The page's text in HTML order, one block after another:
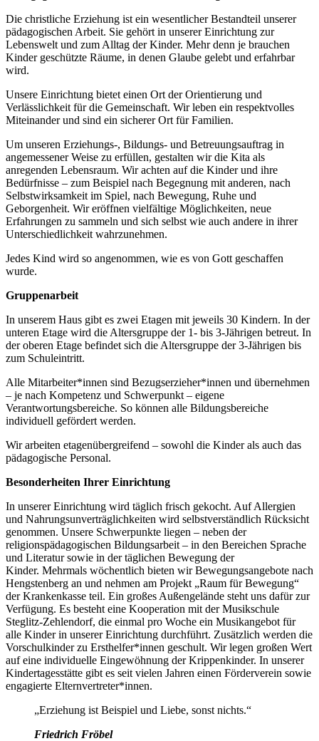
Die christliche Erziehung ist ein wesentlicher Bestandteil unserer
pädagogischen Arbeit. Sie gehört in unserer Einrichtung zur
Lebenswelt und zum Alltag der Kinder. Mehr denn je brauchen
Kinder geschützte Räume, in denen Glaube gelebt und erfahrbar
wird.
Unsere Einrichtung bietet einen Ort der Orientierung und
Verlässlichkeit für die Gemeinschaft. Wir leben ein respektvolles
Miteinander und sind ein sicherer Ort für Familien.
Um unseren Erziehungs-, Bildungs- und Betreuungsauftrag in
angemessener Weise zu erfüllen, gestalten wir die Kita als
anregenden Lebensraum. Wir achten auf die Kinder und ihre
Bedürfnisse – zum Beispiel nach Begegnung mit anderen, nach
Selbstwirksamkeit im Spiel, nach Bewegung, Ruhe und
Geborgenheit. Wir eröffnen vielfältige Möglichkeiten, neue
Erfahrungen zu sammeln und sich selbst wie auch andere in ihrer
Unterschiedlichkeit wahrzunehmen.
Jedes Kind wird so angenommen, wie es von Gott geschaffen
wurde.
Gruppenarbeit
In unserem Haus gibt es zwei Etagen mit jeweils 30 Kindern. In der
unteren Etage wird die Altersgruppe der 1- bis 3-Jährigen betreut. In
der oberen Etage befindet sich die Altersgruppe der 3-Jährigen bis
zum Schuleintritt.
Alle Mitarbeiter*innen sind Bezugserzieher*innen und übernehmen
– je nach Kompetenz und Schwerpunkt – eigene
Verantwortungsbereiche. So können alle Bildungsbereiche
individuell gefördert werden.
Wir arbeiten etagenübergreifend – sowohl die Kinder als auch das
pädagogische Personal.
Besonderheiten Ihrer Einrichtung
In unserer Einrichtung wird täglich frisch gekocht. Auf Allergien
und Nahrungsunverträglichkeiten wird selbstverständlich Rücksicht
genommen. Unsere Schwerpunkte liegen – neben der
religionspädagogischen Bildungsarbeit – in den Bereichen Sprache
und Literatur sowie in der täglichen Bewegung der
Kinder. Mehrmals wöchentlich bieten wir Bewegungsangebote nach
Hengstenberg an und nehmen am Projekt „Raum für Bewegung“
der Krankenkasse teil. Ein großes Außengelände steht uns dafür zur
Verfügung. Es besteht eine Kooperation mit der Musikschule
Steglitz-Zehlendorf, die einmal pro Woche ein Musikangebot für
alle Kinder in unserer Einrichtung durchführt. Zusätzlich werden die
Vorschulkinder zu Ersthelfer*innen geschult. Wir legen großen Wert
auf eine individuelle Eingewöhnung der Krippenkinder. In unserer
Kindertagesstätte gibt es seit vielen Jahren einen Förderverein sowie
engagierte Elternvertreter*innen.
„Erziehung ist Beispiel und Liebe, sonst nichts.“
Friedrich Fröbel